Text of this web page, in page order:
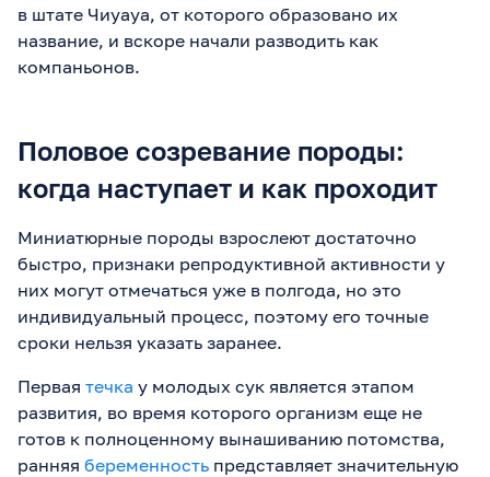
в штате Чиуауа, от которого образовано их
название, и вскоре начали разводить как
компаньонов.
Половое созревание породы:
когда наступает и как проходит
Миниатюрные породы взрослеют достаточно
быстро, признаки репродуктивной активности у
них могут отмечаться уже в полгода, но это
индивидуальный процесс, поэтому его точные
сроки нельзя указать заранее.
Первая течка у молодых сук является этапом
развития, во время которого организм еще не
готов к полноценному вынашиванию потомства,
ранняя беременность представляет значительную